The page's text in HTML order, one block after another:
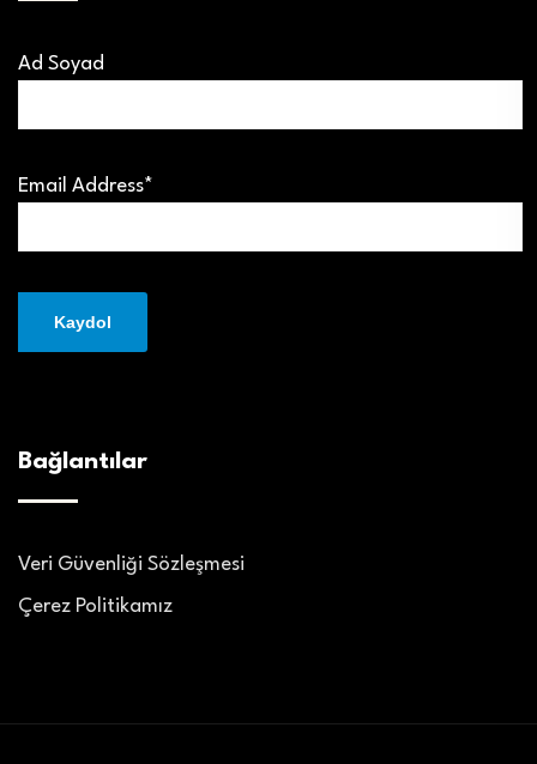
Ad Soyad
Email Address*
Bağlantılar
Veri Güvenliği Sözleşmesi
Çerez Politikamız